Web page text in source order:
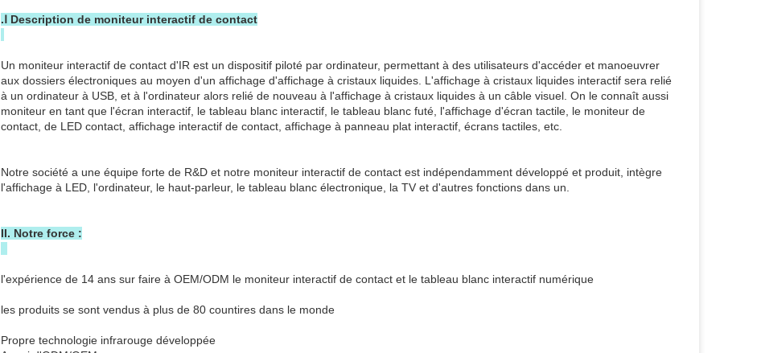
.Ⅰ Description de moniteur interactif de contact
Un moniteur interactif de contact d'IR est un dispositif piloté par ordinateur, permettant à des utilisateurs d'accéder et manoeuvrer
aux dossiers électroniques au moyen d'un affichage d'affichage à cristaux liquides. L'affichage à cristaux liquides interactif sera relié
à un ordinateur à USB, et à l'ordinateur alors relié de nouveau à l'affichage à cristaux liquides à un câble visuel. On le connaît aussi
moniteur en tant que l'écran interactif, le tableau blanc interactif, le tableau blanc futé, l'affichage d'écran tactile, le moniteur de
contact, de LED contact, affichage interactif de contact, affichage à panneau plat interactif, écrans tactiles, etc.
Notre société a une équipe forte de R&D et notre moniteur interactif de contact est indépendamment développé et produit, intègre
l'affichage à LED, l'ordinateur, le haut-parleur, le tableau blanc électronique, la TV et d'autres fonctions dans un.
II. Notre force :
l'expérience de 14 ans sur faire à OEM/ODM le moniteur interactif de contact et le tableau blanc interactif numérique
les produits se sont vendus à plus de 80 countires dans le monde
Propre technologie infrarouge développée